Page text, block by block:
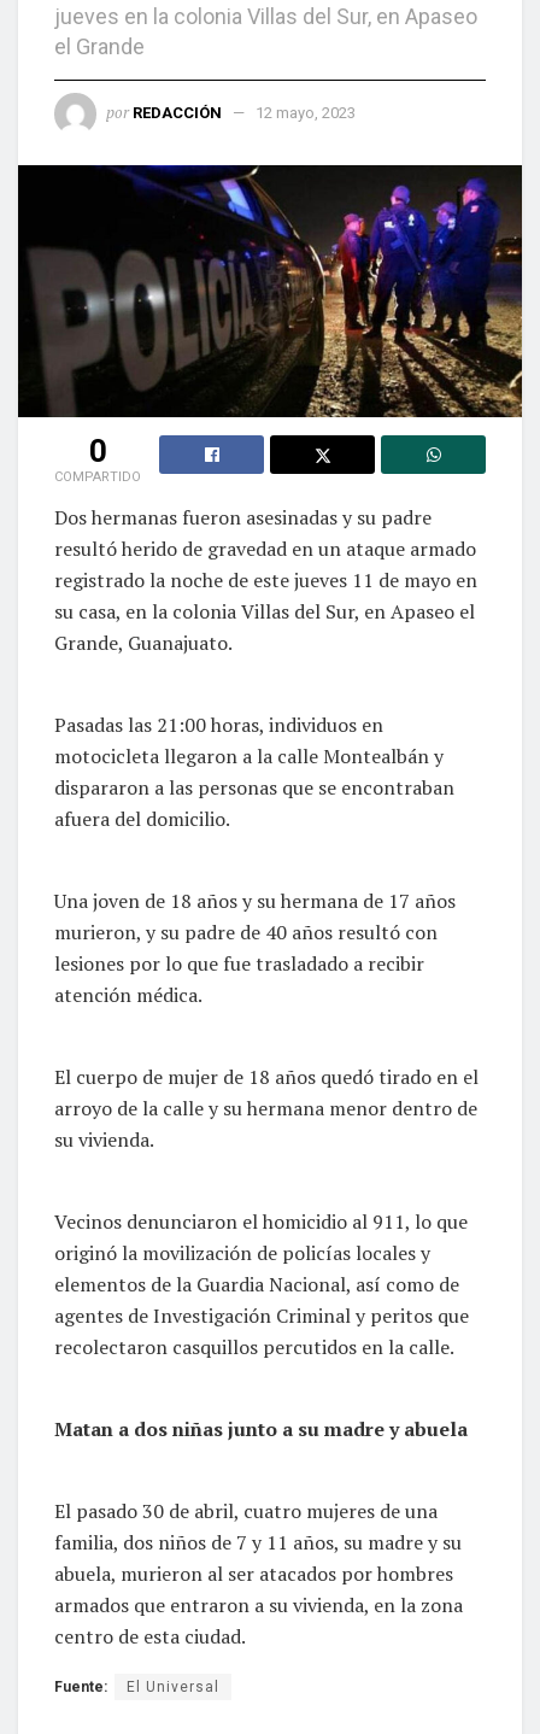
jueves en la colonia Villas del Sur, en Apaseo
el Grande
por REDACCIÓN 12 mayo, 2023
0
COMPARTIDO
Dos hermanas fueron asesinadas y su padre
resultó herido de gravedad en un ataque armado
registrado la noche de este jueves 11 de mayo en
su casa, en la colonia Villas del Sur, en Apaseo el
Grande, Guanajuato.
Pasadas las 21:00 horas, individuos en
motocicleta llegaron a la calle Montealbán y
dispararon a las personas que se encontraban
afuera del domicilio.
Una joven de 18 años y su hermana de 17 años
murieron, y su padre de 40 años resultó con
lesiones por lo que fue trasladado a recibir
atención médica.
El cuerpo de mujer de 18 años quedó tirado en el
arroyo de la calle y su hermana menor dentro de
su vivienda.
Vecinos denunciaron el homicidio al 911, lo que
originó la movilización de policías locales y
elementos de la Guardia Nacional, así como de
agentes de Investigación Criminal y peritos que
recolectaron casquillos percutidos en la calle.
Matan a dos niñas junto a su madre y abuela
El pasado 30 de abril, cuatro mujeres de una
familia, dos niños de 7 y 11 años, su madre y su
abuela, murieron al ser atacados por hombres
armados que entraron a su vivienda, en la zona
centro de esta ciudad.
Fuente: El Universal